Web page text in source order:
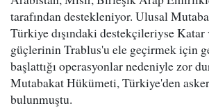
tarafından destekleniyor. Ulusal
Türkiye dışındaki destekçileriyse
güçlerinin Trablus'u ele geçirmek için
başlattığı operasyonlar nedeniyle zor
Mutabakat Hükümeti, Türkiye'den
bulunmuştu.